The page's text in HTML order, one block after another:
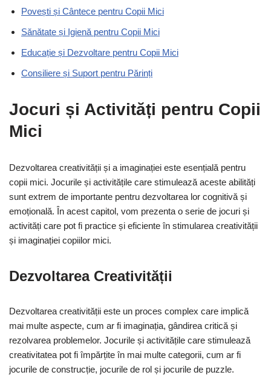
Povești și Cântece pentru Copii Mici
Sănătate și Igienă pentru Copii Mici
Educație și Dezvoltare pentru Copii Mici
Consiliere și Suport pentru Părinți
Jocuri și Activități pentru Copii
Mici
Dezvoltarea creativității și a imaginației este esențială pentru
copii mici. Jocurile și activitățile care stimulează aceste abilități
sunt extrem de importante pentru dezvoltarea lor cognitivă și
emoțională. În acest capitol, vom prezenta o serie de jocuri și
activități care pot fi practice și eficiente în stimularea creativității
și imaginației copiilor mici.
Dezvoltarea Creativității
Dezvoltarea creativității este un proces complex care implică
mai multe aspecte, cum ar fi imaginația, gândirea critică și
rezolvarea problemelor. Jocurile și activitățile care stimulează
creativitatea pot fi împărțite în mai multe categorii, cum ar fi
jocurile de construcție, jocurile de rol și jocurile de puzzle.